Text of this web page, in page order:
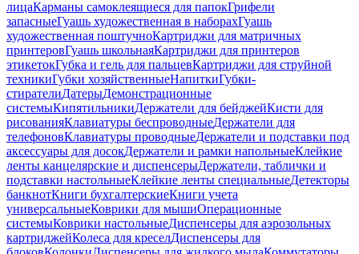
лицаКарманы самоклеящиеся для папокГрифели
запасныеГуашь художественная в наборахГуашь
художественная поштучноКартриджи для матричных
принтеровГуашь школьнаяКартриджи для принтеров
этикетокГубка и гель для пальцевКартриджи для струйной
техникиГубки хозяйственныеНапиткиГубки-
стирателиДатерыДемонстрационные
системыКипятильникиДержатели для бейджейКисти для
рисованияКлавиатуры беспроводныеДержатели для
телефоновКлавиатуры проводныеДержатели и подставки под
аксессуары для досокДержатели и рамки напольныеКлейкие
ленты канцелярские и диспенсерыДержатели, таблички и
подставки настольныеКлейкие ленты специальныеДетекторы
банкнотКниги бухгалтерскиеКниги учета
универсальныеКоврики для мышиОперационные
системыКоврики настольныеДиспенсеры для аэрозольных
картриджейКолеса для креселДиспенсеры для